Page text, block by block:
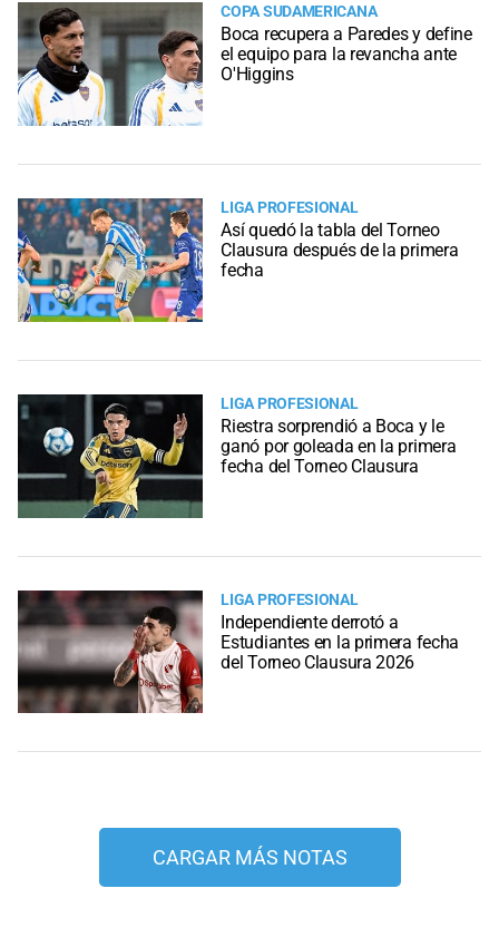
COPA SUDAMERICANA
Boca recupera a Paredes y define
el equipo para la revancha ante
O'Higgins
LIGA PROFESIONAL
Así quedó la tabla del Torneo
Clausura después de la primera
fecha
LIGA PROFESIONAL
Riestra sorprendió a Boca y le
ganó por goleada en la primera
fecha del Torneo Clausura
LIGA PROFESIONAL
Independiente derrotó a
Estudiantes en la primera fecha
del Torneo Clausura 2026
CARGAR MÁS NOTAS